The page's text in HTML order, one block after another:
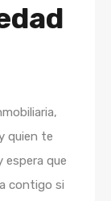
quien te
espera que
contigo si